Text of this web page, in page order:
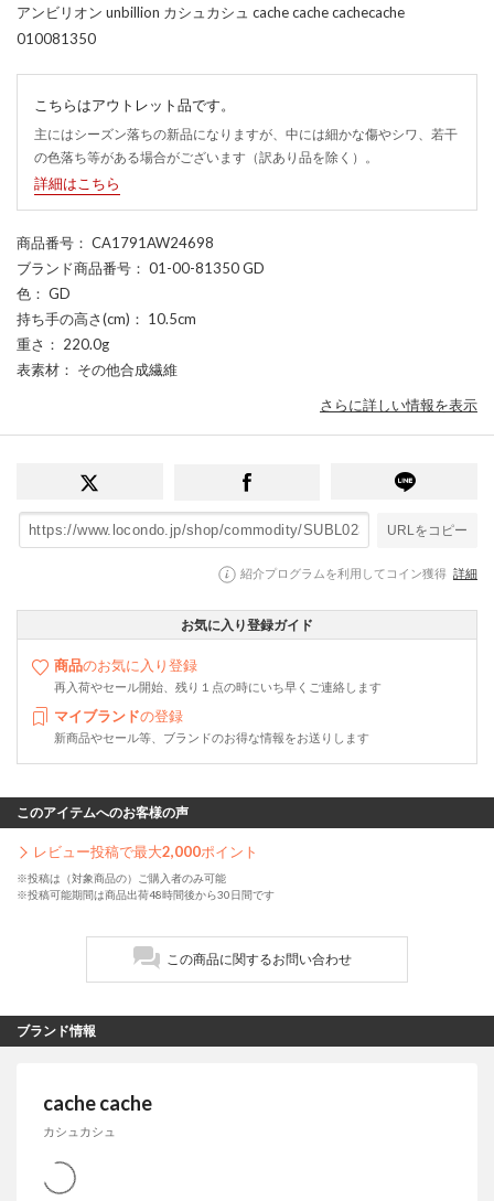
アンビリオン unbillion カシュカシュ cache cache cachecache
010081350
こちらはアウトレット品です。
主にはシーズン落ちの新品になりますが、中には細かな傷やシワ、若干
の色落ち等がある場合がございます（訳あり品を除く）。
詳細はこちら
商品番号 ： CA1791AW24698
ブランド商品番号 ： 01-00-81350 GD
色 ： GD
持ち手の高さ(cm) ： 10.5cm
重さ ： 220.0g
表素材 ： その他合成繊維
さらに詳しい情報を表示
URLをコピー
紹介プログラムを利用してコイン獲得 詳細
お気に入り登録ガイド
商品のお気に入り登録
再入荷やセール開始、残り１点の時にいち早くご連絡します
マイブランドの登録
新商品やセール等、ブランドのお得な情報をお送りします
このアイテムへのお客様の声
レビュー投稿で最大2,000ポイント
※投稿は（対象商品の）ご購入者のみ可能
※投稿可能期間は商品出荷48時間後から30日間です
この商品に関するお問い合わせ
ブランド情報
cache cache
カシュカシュ